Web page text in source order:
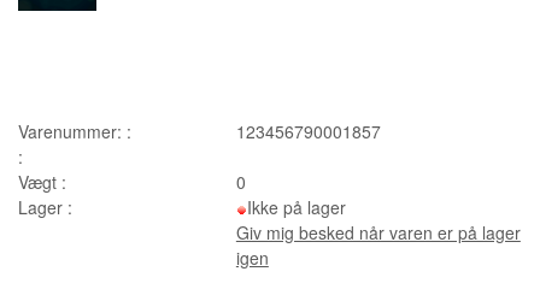
Varenummer: :
123456790001857
:
Vægt :
0
Lager :
Ikke på lager
Giv mig besked når varen er på lager
igen